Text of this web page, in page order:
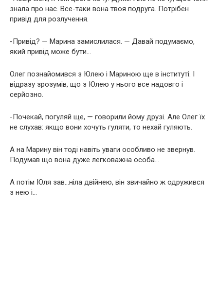
знала про нас. Все-таки вона твоя подруга. Потрібен
привід для розлучення.
-Привід? — Марина замислилася. — Давай подумаємо,
який привід може бути…
Олег познайомився з Юлею і Мариною ще в інституті. І
відразу зрозумів, що з Юлею у нього все надовго і
серйозно.
-Почекай, погуляй ще, — говорили йому друзі. Але Олег їх
не слухав: якщо вони хочуть гуляти, то нехай гуляють.
А на Марину він тоді навіть уваги особливо не звернув.
Подумав що вона дуже легковажна особа…
А потім Юля зав…ніла двійнею, він звичайно ж одружився
з нею і…